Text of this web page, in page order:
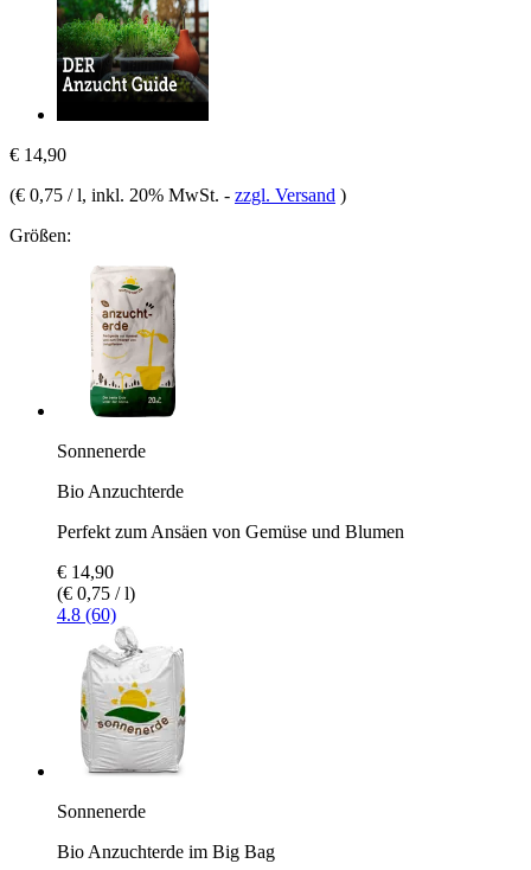
€ 14,90
(€ 0,75 / l, inkl. 20% MwSt. - zzgl. Versand )
Größen:
Sonnenerde
Bio Anzuchterde
Perfekt zum Ansäen von Gemüse und Blumen
€ 14,90
(€ 0,75 / l)
4.8 (60)
Sonnenerde
Bio Anzuchterde im Big Bag